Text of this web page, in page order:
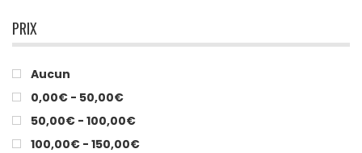
PRIX
Aucun
0,00€ - 50,00€
50,00€ - 100,00€
100,00€ - 150,00€